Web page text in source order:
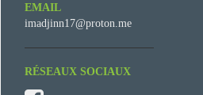
EMAIL
imadjinn17@proton.me
RÉSEAUX SOCIAUX